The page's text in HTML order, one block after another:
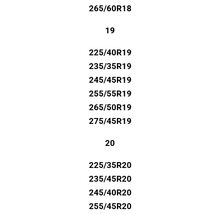
265/60R18
19
225/40R19
235/35R19
245/45R19
255/55R19
265/50R19
275/45R19
20
225/35R20
235/45R20
245/40R20
255/45R20